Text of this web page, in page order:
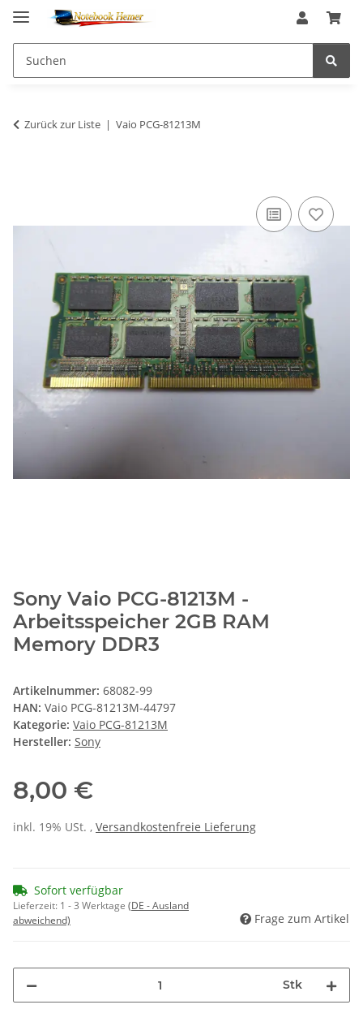
Zurück zur Liste Vaio PCG-81213M
Sony Vaio PCG-81213M -
Arbeitsspeicher 2GB RAM
Memory DDR3
Artikelnummer: 68082-99
HAN: Vaio PCG-81213M-44797
Kategorie: Vaio PCG-81213M
Hersteller: Sony
8,00 €
inkl. 19% USt. , Versandkostenfreie Lieferung
Sofort verfügbar
Lieferzeit: 1 - 3 Werktage (DE - Ausland
abweichend)
Frage zum Artikel
Stk